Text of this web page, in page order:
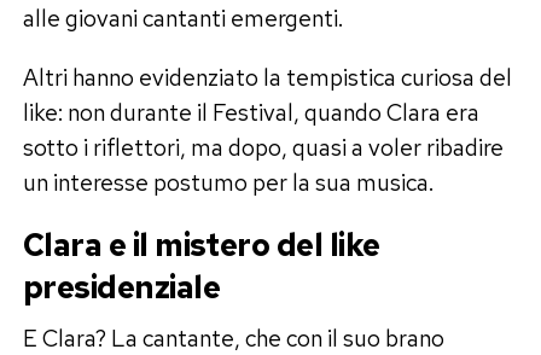
alle giovani cantanti emergenti.
Altri hanno evidenziato la tempistica curiosa del
like: non durante il Festival, quando Clara era
sotto i riflettori, ma dopo, quasi a voler ribadire
un interesse postumo per la sua musica.
Clara e il mistero del like
presidenziale
E Clara? La cantante, che con il suo brano